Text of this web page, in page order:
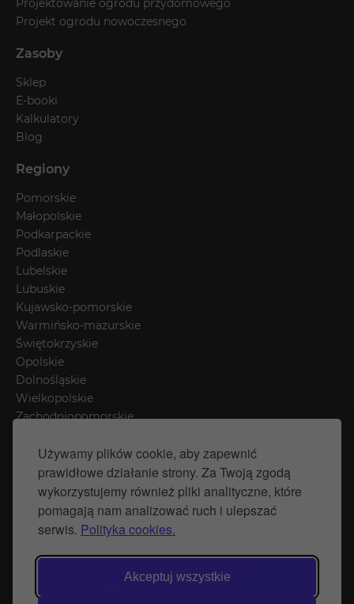
Używamy plików cookie, aby zapewnić
prawidłowe działanie strony. Za Twoją zgodą
wykorzystujemy również pliki analityczne, które
pomagają nam analizować ruch i ulepszać
serwis. Polityka cookies.
Akceptuj wszystkie
Projektowanie ogrodu przydomowego
Projekt ogrodu nowoczesnego
Zasoby
Sklep
E-booki
Kalkulatory
Blog
Regiony
Pomorskie
Małopolskie
Podkarpackie
Podlaskie
Lubelskie
Lubuskie
Kujawsko-pomorskie
Warmińsko-mazurskie
Świętokrzyskie
Opolskie
Dolnośląskie
Wielkopolskie
Zachodniopomorskie
Mazowieckie
Śląskie
© Wytwórnia Zieleni 2026
Polityka prywatności
Polityka Cookies
Strona stworzona przez Naprawimyfirme.pl